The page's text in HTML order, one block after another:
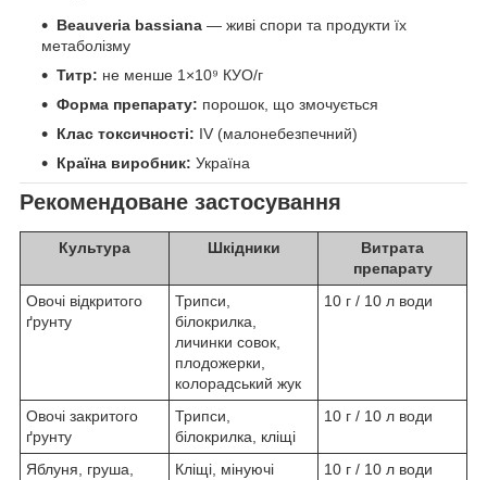
Beauveria bassiana — живі спори та продукти їх
метаболізму
Титр: не менше 1×10⁹ КУО/г
Форма препарату: порошок, що змочується
Клас токсичності: IV (малонебезпечний)
Країна виробник: Україна
Рекомендоване застосування
Культура Шкідники
Витрата
препарату
Овочі відкритого
ґрунту
Трипси,
білокрилка,
личинки совок,
плодожерки,
колорадський жук
10 г / 10 л води
Овочі закритого
ґрунту
Трипси,
білокрилка, кліщі
10 г / 10 л води
Яблуня, груша,
Кліщі, мінуючі
10 г / 10 л води